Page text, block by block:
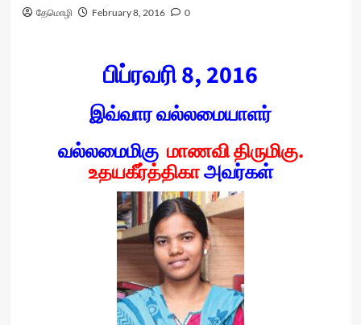
தேமொழி February 8, 2016 0
பிப்ரவரி 8, 2016
இவ்வார வல்லமையாளர்
வல்லமைமிகு மாணவி திருமிகு.
உதயகீர்த்திகாஅவர்கள்